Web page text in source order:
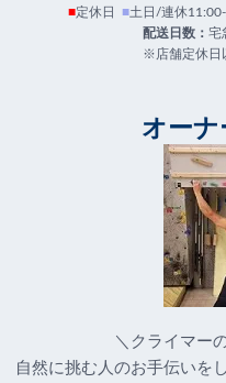
■定休日 ■土日/連休
配送日数： 宅
※店舗定休日
オーナ
＼クライマー
自然に挑む人のお手伝いを